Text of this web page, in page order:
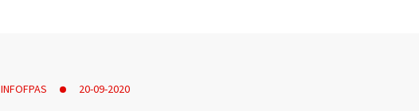
INFOFPAS 20-09-2020